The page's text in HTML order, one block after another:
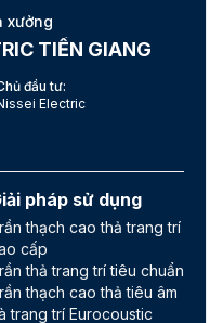
xưởng
TIỀN GIANG
đầu tư:
Electric
pháp sử dụng
thạch cao thả trang trí
cấp
thả trang trí tiêu chuẩn
thạch cao thả tiêu âm
trang trí Eurocoustic